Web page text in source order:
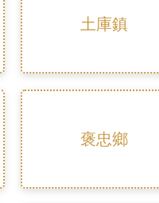
土庫鎮
褒忠鄉